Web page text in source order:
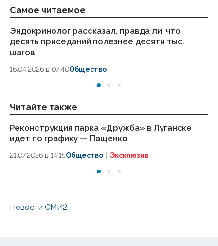
Самое читаемое
Эндокринолог рассказал, правда ли, что
десять приседаний полезнее десяти тыс.
шагов
16.04.2026 в 07:40Общество
Читайте также
Реконструкция парка «Дружба» в Луганске
идет по графику — Пащенко
21.07.2026 в 14:15Общество Эксклюзив
Новости СМИ2